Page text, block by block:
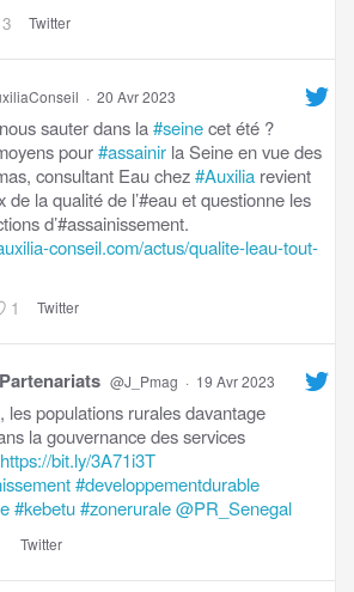
3 Twitter
· 20 Avr 2023
sauter dans la#seinecet été ?
pour#assainir la Seine en vue des
consultant Eau chez#Auxilia revient
de la qualité de l’#eau et questionne les
d’#assainissement.
conseil.com/actus/qualite-leau-tout-
1 Twitter
@J_Pmag · 19 Avr 2023
, les populations rurales davantage
la gouvernance des services
bit.ly/3A71i3T
#developpementdurable
#kebetu#zonerurale@PR_Senegal
Twitter